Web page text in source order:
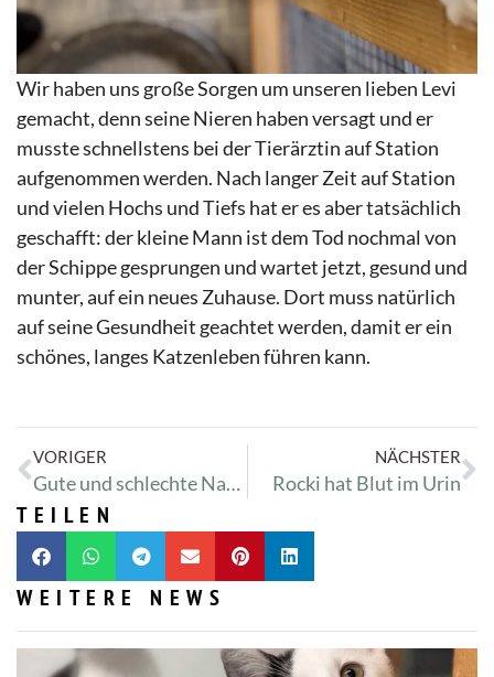
Wir haben uns große Sorgen um unseren lieben Levi
gemacht, denn seine Nieren haben versagt und er
musste schnellstens bei der Tierärztin auf Station
aufgenommen werden. Nach langer Zeit auf Station
und vielen Hochs und Tiefs hat er es aber tatsächlich
geschafft: der kleine Mann ist dem Tod nochmal von
der Schippe gesprungen und wartet jetzt, gesund und
munter, auf ein neues Zuhause. Dort muss natürlich
auf seine Gesundheit geachtet werden, damit er ein
schönes, langes Katzenleben führen kann.
VORIGER
Gute und schlechte Nachrichten von Irmi
NÄCHSTER
Rocki hat Blut im Urin
TEILEN
WEITERE NEWS